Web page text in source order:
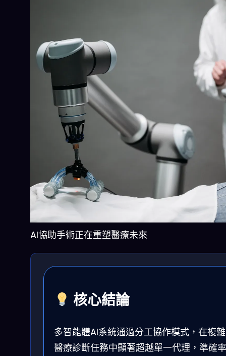
AI協助手術正在重塑醫療未來
核心結論
多智能體AI系統通過分工協作模式，在複雜
醫療診斷任務中顯著超越單一代理，準確率